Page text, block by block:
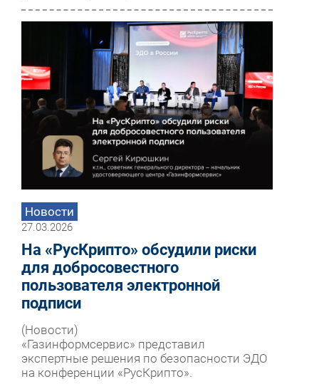
Новости
27.03.2026
На «РусКрипто» обсудили риски
для добросовестного
пользователя электронной
подписи
(Новости)
«Газинформсервис» представил
экспертные решения по безопасности ЭДО
на конференции «РусКрипто».